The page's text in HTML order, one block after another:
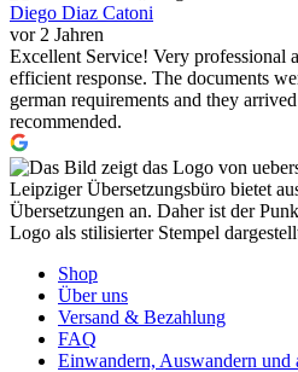
Diego Diaz Catoni
vor 2 Jahren
Excellent Service! Very professional
efficient response. The documents
german requirements and they
recommended.
Shop
Über uns
Versand & Bezahlung
FAQ
Einwandern, Auswandern und